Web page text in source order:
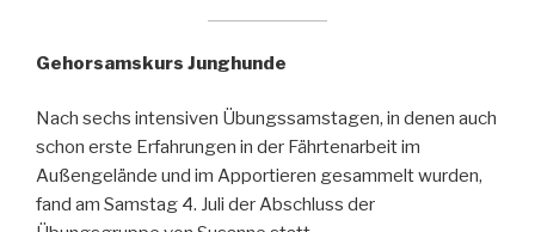
Gehorsamskurs Junghunde
Nach sechs intensiven Übungssamstagen, in denen auch
schon erste Erfahrungen in der Fährtenarbeit im
Außengelände und im Apportieren gesammelt wurden,
fand am Samstag 4. Juli der Abschluss der